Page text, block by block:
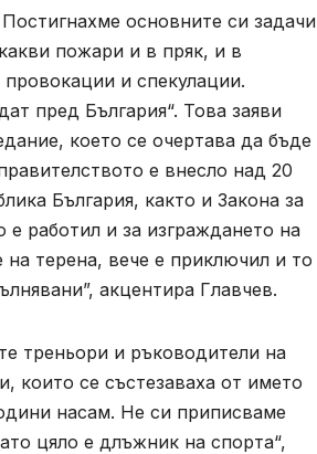
основните си задачи
пожари и в пряк, и в
и спекулации.
пред България“. Това заяви
което се очертава да бъде
е внесло над 20
България, както и Закона за
работил и за изграждането на
терена, вече е приключил и то
акцентира Главчев.
треньори и ръководители на
които се състезаваха от името
насам. Не си приписваме
цяло е длъжник на спорта“,